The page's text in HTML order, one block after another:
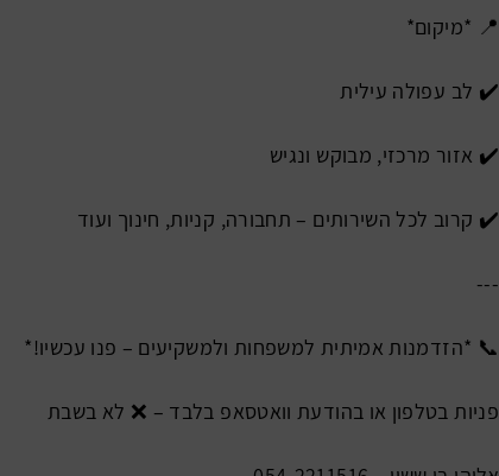
📍 *מיקום*
✔️ לב עפולה עילית
✔️ אזור מרכזי, מבוקש ונגיש
✔️ קרוב לכל השירותים – תחבורה, קניות, חינוך ועוד
---
📞 *הזדמנות אמיתית למשפחות ולמשקיעים – פנו עכשיו!*
פניות בטלפון או בהודעת וואטסאפ בלבד – ❌ לא בשבת